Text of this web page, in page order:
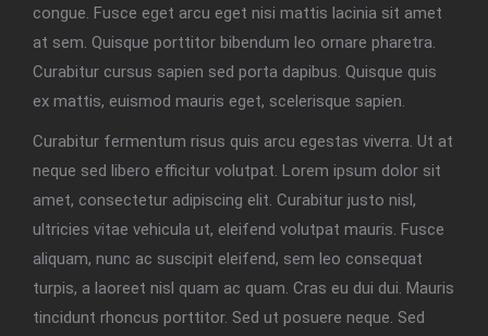
congue. Fusce eget arcu eget nisi mattis lacinia sit amet
at sem. Quisque porttitor bibendum leo ornare pharetra.
Curabitur cursus sapien sed porta dapibus. Quisque quis
ex mattis, euismod mauris eget, scelerisque sapien.
Curabitur fermentum risus quis arcu egestas viverra. Ut at
neque sed libero efficitur volutpat. Lorem ipsum dolor sit
amet, consectetur adipiscing elit. Curabitur justo nisl,
ultricies vitae vehicula ut, eleifend volutpat mauris. Fusce
aliquam, nunc ac suscipit eleifend, sem leo consequat
turpis, a laoreet nisl quam ac quam. Cras eu dui dui. Mauris
tincidunt rhoncus porttitor. Sed ut posuere neque. Sed